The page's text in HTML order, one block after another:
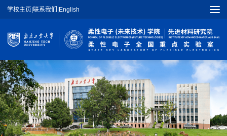
学校主页|联系我们 |English